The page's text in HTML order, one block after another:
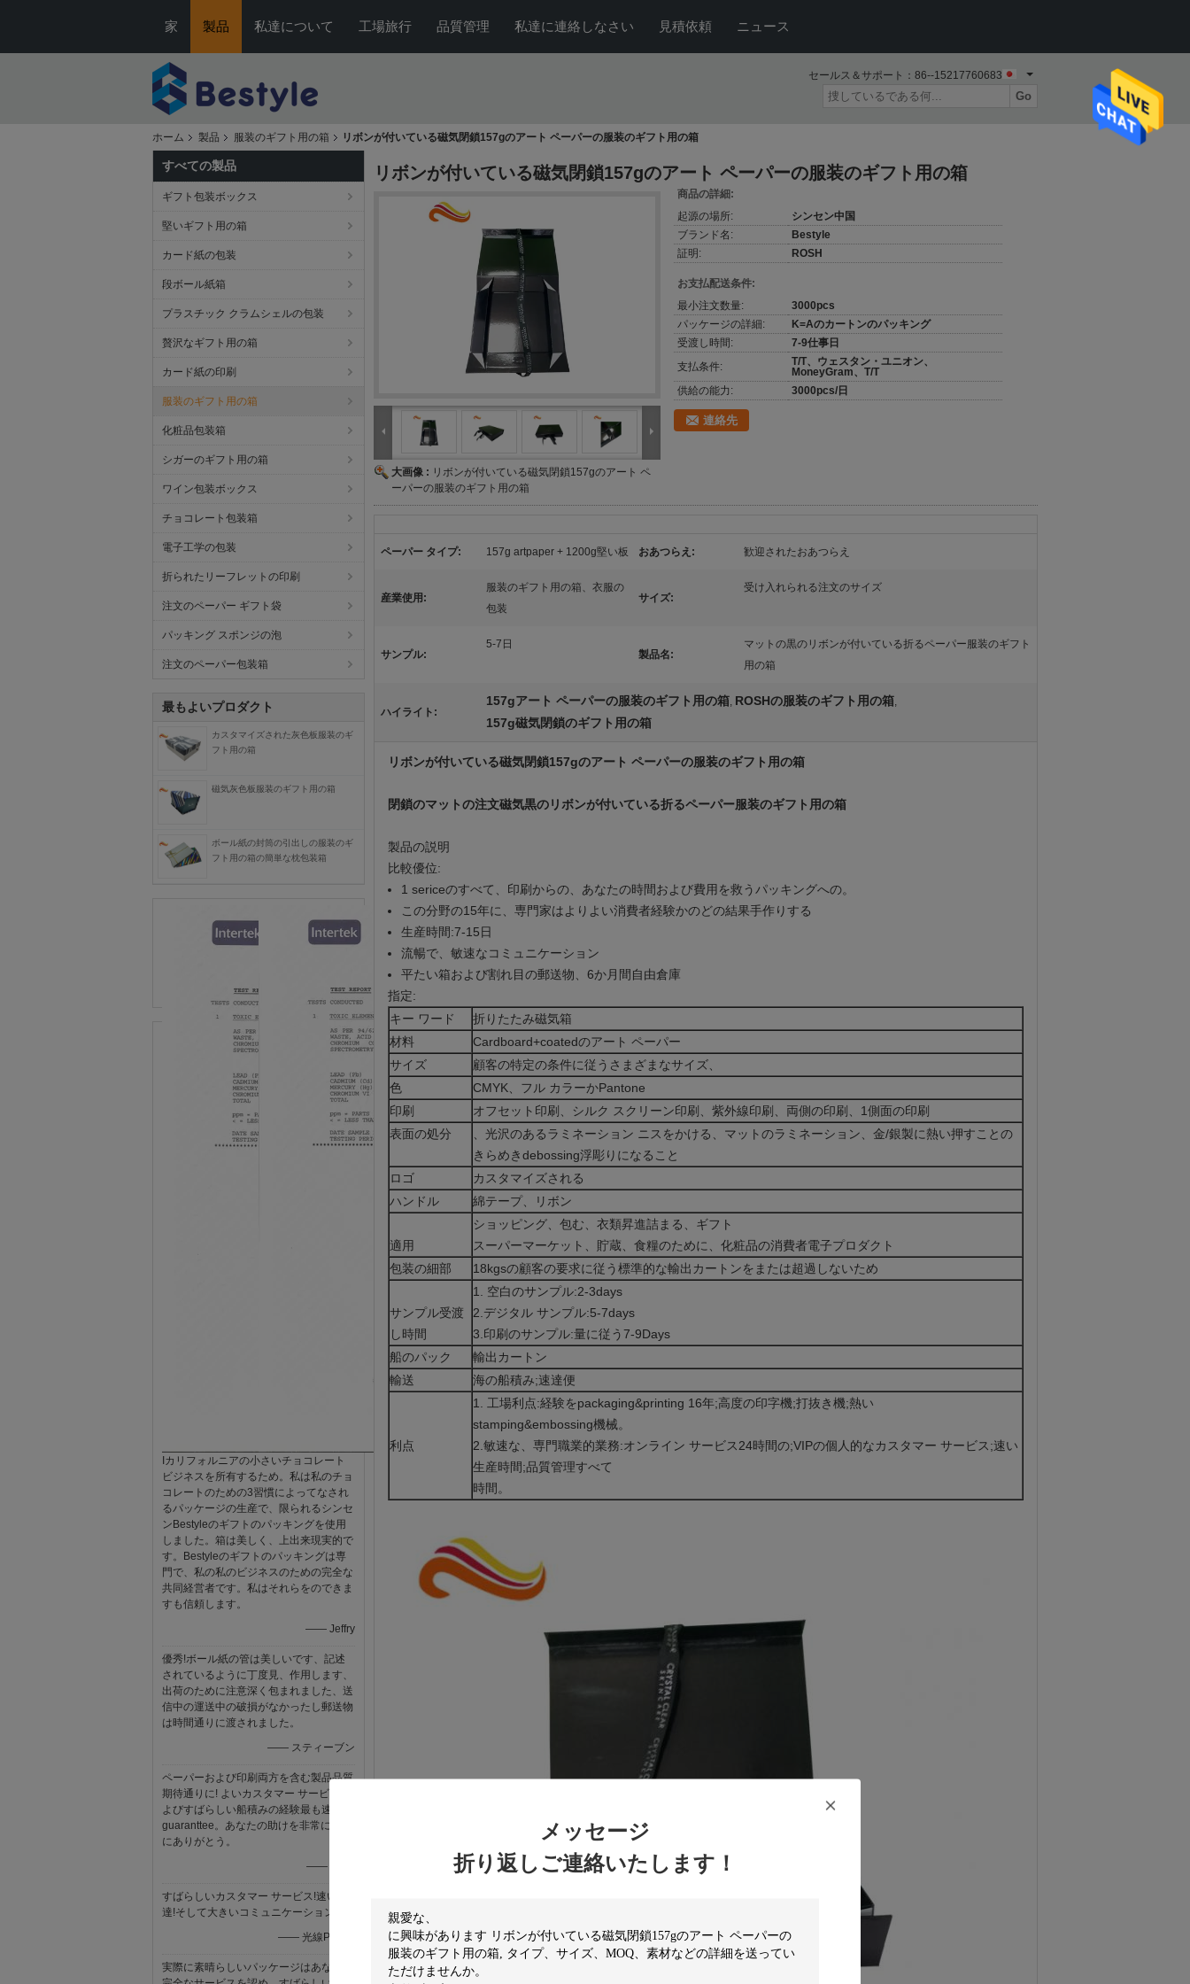
メッセージ
折り返しご連絡いたします！
家 製品 私達について 工場旅行 品質管理 私達に連絡しなさい 見積依頼 ニュース
セールス＆サポート： 86--15217760683
Go
ホーム 製品 服装のギフト用の箱 リボンが付いている磁気閉鎖157gのアート ペーパーの服装のギフト用の箱
すべての製品
ギフト包装ボックス
堅いギフト用の箱
カード紙の包装
段ボール紙箱
プラスチック クラムシェルの包装
贅沢なギフト用の箱
カード紙の印刷
服装のギフト用の箱
化粧品包装箱
シガーのギフト用の箱
ワイン包装ボックス
チョコレート包装箱
電子工学の包装
折られたリーフレットの印刷
注文のペーパー ギフト袋
パッキング スポンジの泡
注文のペーパー包装箱
最もよいプロダクト
カスタマイズされた灰色板服装のギ
フト用の箱
磁気灰色板服装のギフト用の箱
ボール紙の封筒の引出しの服装のギ
フト用の箱の簡単な枕包装箱
Iカリフォルニアの小さいチョコレート
ビジネスを所有するため。私は私のチョ
コレートのための3習慣によってなされ
るパッケージの生産で、限られるシンセ
ンBestyleのギフトのパッキングを使用
しました。箱は美しく、上出来現実的で
す。Bestyleのギフトのパッキングは専
門で、私の私のビジネスのための完全な
共同経営者です。私はそれらをのできま
すも信頼します。
—— Jeffry
優秀!ボール紙の管は美しいです、記述
されているように丁度見、作用します、
出荷のために注意深く包まれました、送
信中の運送中の破損がなかったし郵送物
は時間通りに渡されました。
—— スティーブン
ペーパーおよび印刷両方を含む製品品質
期待通りに! よいカスタマー サービスお
よびすばらしい船積みの経験最も速いの
guaranttee。あなたの助けを非常に本当
にありがとう。
—— Binet
すばらしいカスタマー サービス!速い配
達!そして大きいコミュニケーション!
—— 光線Piedra
実際に素晴らしいパッケージはあなたの
リボンが付いている磁気閉鎖157gのアート ペーパーの服装のギフト用の箱
大画像 : リボンが付いている磁気閉鎖157gのアート ペ
ーパーの服装のギフト用の箱
商品の詳細:
起源の場所:
シンセン中国
ブランド名:
Bestyle
証明:
ROSH
お支払配送条件:
最小注文数量:
3000pcs
パッケージの詳細:
K=Aのカートンのパッキング
受渡し時間:
7-9仕事日
支払条件:
T/T、ウェスタン・ユニオン、
MoneyGram、T/T
供給の能力:
3000pcs/日
連絡先
ペーパー タイプ: 157g artpaper + 1200g堅い板 おあつらえ: 歓迎されたおあつらえ
産業使用:
服装のギフト用の箱、衣服の
包装
サイズ:
受け入れられる注文のサイズ
サンプル:
5-7日
製品名:
マットの黒のリボンが付いている折るペーパー服装のギフト
用の箱
ハイライト:
157gアート ペーパーの服装のギフト用の箱, ROSHの服装のギフト用の箱,
157g磁気閉鎖のギフト用の箱
リボンが付いている磁気閉鎖157gのアート ペーパーの服装のギフト用の箱
閉鎖のマットの注文磁気黒のリボンが付いている折るペーパー服装のギフト用の箱
製品の説明
比較優位:
1 sericeのすべて、印刷からの、あなたの時間および費用を救うパッキングへの。
この分野の15年に、専門家はよりよい消費者経験かのどの結果手作りする
生産時間:7-15日
流暢で、敏速なコミュニケーション
平たい箱および割れ目の郵送物、6か月間自由倉庫
指定:
キー ワード
折りたたみ磁気箱
材料
Cardboard+coatedのアート ペーパー
サイズ
顧客の特定の条件に従うさまざまなサイズ、
色
CMYK、フル カラーかPantone
印刷
オフセット印刷、シルク スクリーン印刷、紫外線印刷、両側の印刷、1側面の印刷
表面の処分
、光沢のあるラミネーション ニスをかける、マットのラミネーション、金/銀製に熱い押すことの
きらめきdebossing浮彫りになること
ロゴ
カスタマイズされる
ハンドル
綿テープ、リボン
適用
ショッピング、包む、衣類昇進詰まる、ギフト
スーパーマーケット、貯蔵、食糧のために、化粧品の消費者電子プロダクト
包装の細部
18kgsの顧客の要求に従う標準的な輸出カートンをまたは超過しないため
サンプル受渡
し時間
1. 空白のサンプル:2-3days
2.デジタル サンプル:5-7days
3.印刷のサンプル:量に従う7-9Days
船のパック
輸出カートン
輸送
海の船積み;速達便
利点
1. 工場利点:経験をpackaging&printing 16年;高度の印字機;打抜き機;熱い
stamping&embossing機械。
2.敏速な、専門職業的業務:オンライン サービス24時間の;VIPの個人的なカスタマー サービス;速い
生産時間;品質管理すべて
時間。